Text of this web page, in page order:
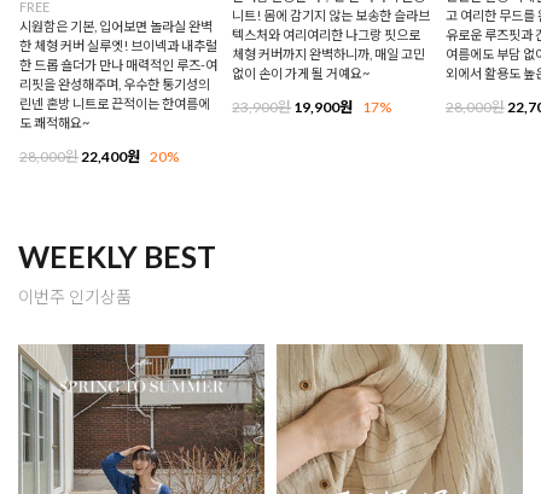
FREE
시원함은 기본, 입어보면 놀라실 완벽
한 체형 커버 실루엣! 브이넥과 내추럴
한 드롭 숄더가 만나 매력적인 루즈-여
리핏을 완성해주며, 우수한 통기성의
린넨 혼방 니트로 끈적이는 한여름에
도 쾌적해요~
28,000원22,400원 20%
니트! 몸에 감기지 않는 보송한 슬라브
텍스처와 여리여리한 나그랑 핏으로
체형 커버까지 완벽하니까, 매일 고민
없이 손이 가게 될 거예요~
23,900원19,900원 17%
고 여리한 무드를
유로운 루즈핏과
여름에도 부담 없
외에서 활용도 높
28,000원
WEEKLY BEST
이번주 인기상품